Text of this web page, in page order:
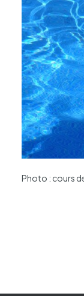
Photo : cours